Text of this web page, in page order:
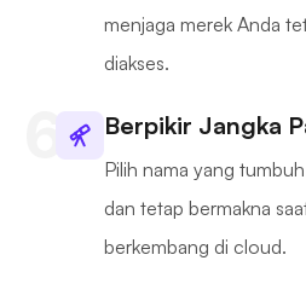
menjaga merek Anda
diakses.
Berpikir Jangka
Pilih nama yang
dan tetap bermakna
berkembang di cloud.